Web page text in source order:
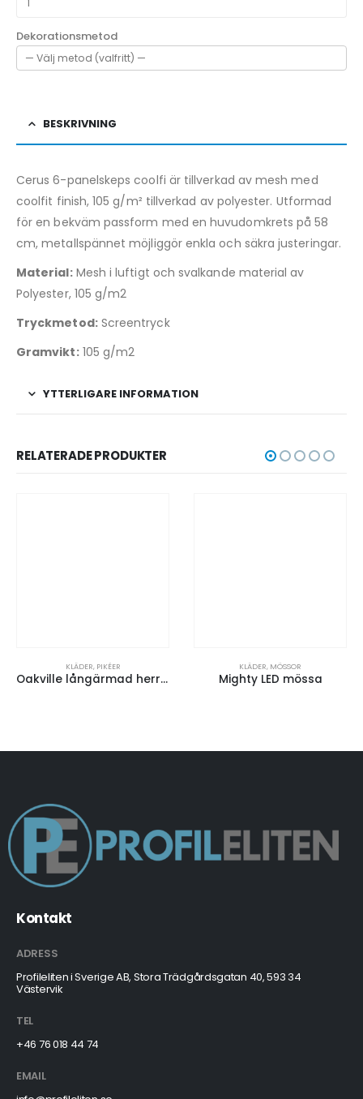
Dekorationsmetod
BESKRIVNING
Cerus 6-panelskeps coolfi är tillverkad av mesh med
coolfit finish, 105 g/m² tillverkad av polyester. Utformad
för en bekväm passform med en huvudomkrets på 58
cm, metallspännet möjliggör enkla och säkra justeringar.
Material:Mesh i luftigt och svalkande material av
Polyester, 105 g/m2
Tryckmetod:Screentryck
Gramvikt:105 g/m2
YTTERLIGARE INFORMATION
RELATERADE PRODUKTER
KLÄDER, PIKÉER
Oakville långärmad herrpikétröja
KLÄDER, MÖSSOR
Mighty LED mössa
Kontakt
ADRESS
Profileliten i Sverige AB, Stora Trädgårdsgatan 40, 593 34
Västervik
TEL
+46 76 018 44 74
EMAIL